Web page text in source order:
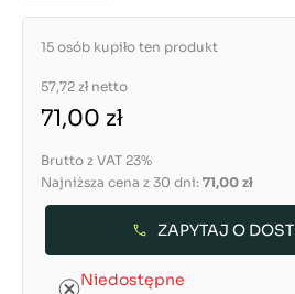
15 osób kupiło ten produkt
57,72 zł netto
71,00 zł
Brutto z VAT 23%
Najniższa cena z 30 dni: 71,00 zł
ZAPYTAJ O
Niedostępne